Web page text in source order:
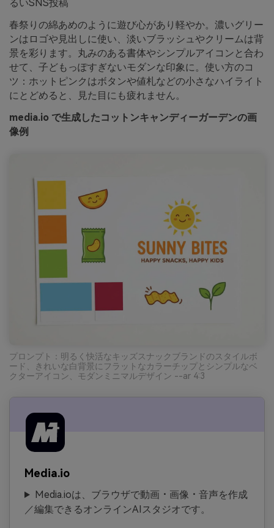
るいSNS投稿
春祭りの綿あめのように遊び心があり軽やか。濃いグリー
ンはロゴや見出しに使い、淡いブラッシュやクリームは背
景を彩ります。丸みのある書体やシンプルアイコンと合わ
せて、子どもっぽすぎないモダンな印象に。使い方のコ
ツ：ホットピンクはボタンや値札などの小さなハイライト
にとどめると、見た目にも疲れません。
media.io で生成したコットンキャンディーガーデンの画
像例
プロンプト：明るく快活なキッズスナックブランドのスタイルボ
ード、きれいな白背景にフラットなカラーチップとシンプルなベ
クターアイコン、モダンミニマルデザイン --ar 4:3
Media.io
Media.ioは、ブラウザで動画・画像・音声を作成
／編集できるオンラインAIスタジオです。